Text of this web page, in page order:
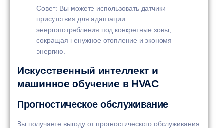
Совет: Вы можете использовать датчики
присутствия для адаптации
энергопотребления под конкретные зоны,
сокращая ненужное отопление и экономя
энергию.
Искусственный интеллект и
машинное обучение в HVAC
Прогностическое обслуживание
Вы получаете выгоду от прогностического обслуживания